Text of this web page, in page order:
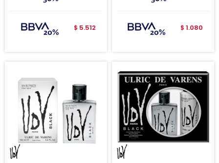
$ 5.512 $ 1.080